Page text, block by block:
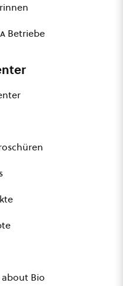
Betriebe
about Bio